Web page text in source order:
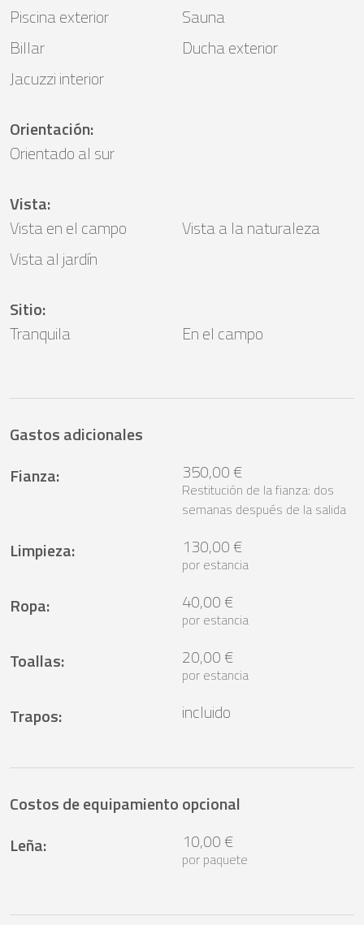
Piscina exterior
Sauna
Billar
Ducha exterior
Jacuzzi interior
Orientación:
Orientado al sur
Vista:
Vista en el campo
Vista a la naturaleza
Vista al jardín
Sitio:
Tranquila
En el campo
Gastos adicionales
Fianza: 350,00 €
Restitución de la fianza: dos
semanas después de la salida
Limpieza: 130,00 €
por estancia
Ropa: 40,00 €
por estancia
Toallas: 20,00 €
por estancia
Trapos: incluido
Costos de equipamiento opcional
Leña: 10,00 €
por paquete